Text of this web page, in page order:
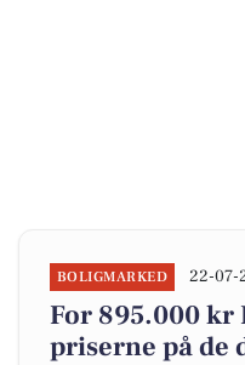
BOLIGMARKED 22-07-
For 895.000 kr
priserne på de